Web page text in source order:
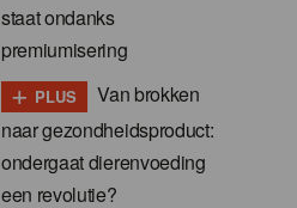
staat ondanks
premiumisering
+ PLUS
Van brokken
naar gezondheidsproduct:
ondergaat dierenvoeding
een revolutie?